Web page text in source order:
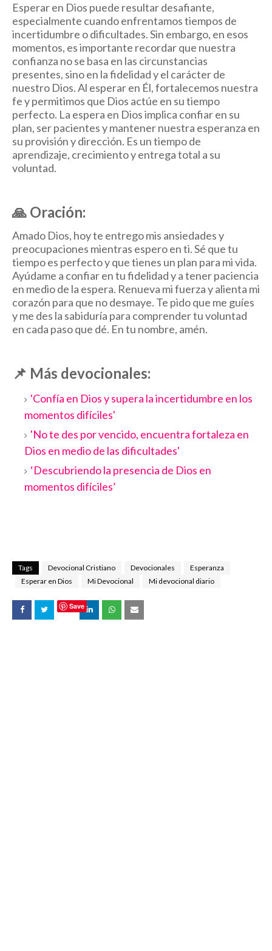
Esperar en Dios puede resultar desafiante,
especialmente cuando enfrentamos tiempos de
incertidumbre o dificultades. Sin embargo, en esos
momentos, es importante recordar que nuestra
confianza no se basa en las circunstancias
presentes, sino en la fidelidad y el carácter de
nuestro Dios. Al esperar en Él, fortalecemos nuestra
fe y permitimos que Dios actúe en su tiempo
perfecto. La espera en Dios implica confiar en su
plan, ser pacientes y mantener nuestra esperanza en
su provisión y dirección. Es un tiempo de
aprendizaje, crecimiento y entrega total a su
voluntad.
🙏 Oración:
Amado Dios, hoy te entrego mis ansiedades y
preocupaciones mientras espero en ti. Sé que tu
tiempo es perfecto y que tienes un plan para mi vida.
Ayúdame a confiar en tu fidelidad y a tener paciencia
en medio de la espera. Renueva mi fuerza y alienta mi
corazón para que no desmaye. Te pido que me guíes
y me des la sabiduría para comprender tu voluntad
en cada paso que dé. En tu nombre, amén.
📌 Más devocionales:
'Confía en Dios y supera la incertidumbre en los
momentos difíciles'
'No te des por vencido, encuentra fortaleza en
Dios en medio de las dificultades'
‘Descubriendo la presencia de Dios en
momentos difíciles’
Tags Devocional Cristiano Devocionales
Esperanza
Esperar en Dios
Mi Devocional Mi devocional diario
Save